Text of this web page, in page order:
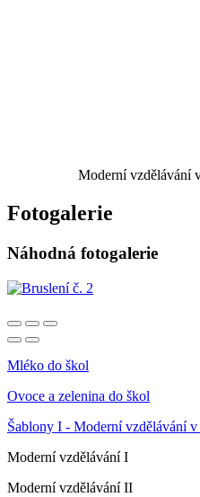
Moderní vzdělávání
Fotogalerie
Náhodná fotogalerie
Mléko do škol
Ovoce a zelenina do škol
Šablony I - Moderní vzdělávání
Moderní vzdělávání I
Moderní vzdělávání II